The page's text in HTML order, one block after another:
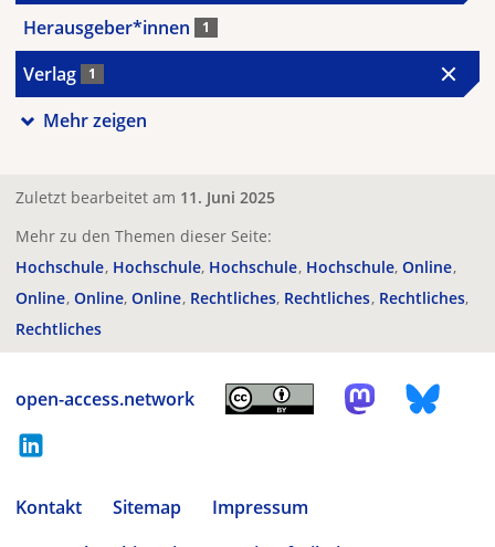
Herausgeber*innen 1
Verlag 1
Mehr zeigen
Zuletzt bearbeitet am 11. Juni 2025
Mehr zu den Themen dieser Seite:
Hochschule Hochschule Hochschule Hochschule Online
Online Online Online Rechtliches Rechtliches Rechtliches
Rechtliches
open-access.network
Kontakt Sitemap
Impressum